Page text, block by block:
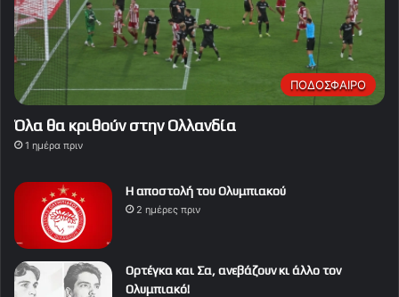
ΠΟΔΟΣΦΑΙΡΟ
Όλα θα κριθούν στην Ολλανδία
1 ημέρα πριν
Η αποστολή του Ολυμπιακού
2 ημέρες πριν
Ορτέγκα και Σα, ανεβάζουν κι άλλο τον
Ολυμπιακό!